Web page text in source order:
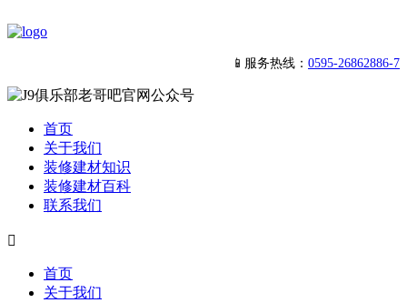
📱服务热线： 0595-26862886-7
首页
关于我们
装修建材知识
装修建材百科
联系我们

首页
关于我们